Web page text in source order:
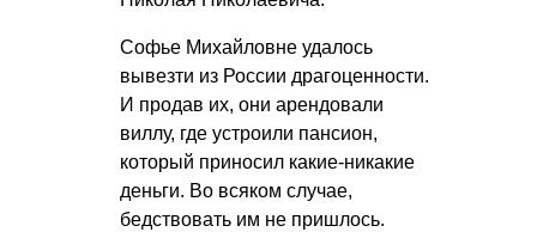
Софье Михайловне удалось
вывезти из России драгоценности.
И продав их, они арендовали
виллу, где устроили пансион,
который приносил какие-никакие
деньги. Во всяком случае,
бедствовать им не пришлось.